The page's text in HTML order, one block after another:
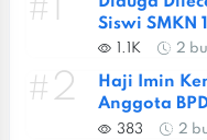
#1
Siswi SMKN
Berat
1.1K 2
#2
Haji Imin
Anggota
383 2